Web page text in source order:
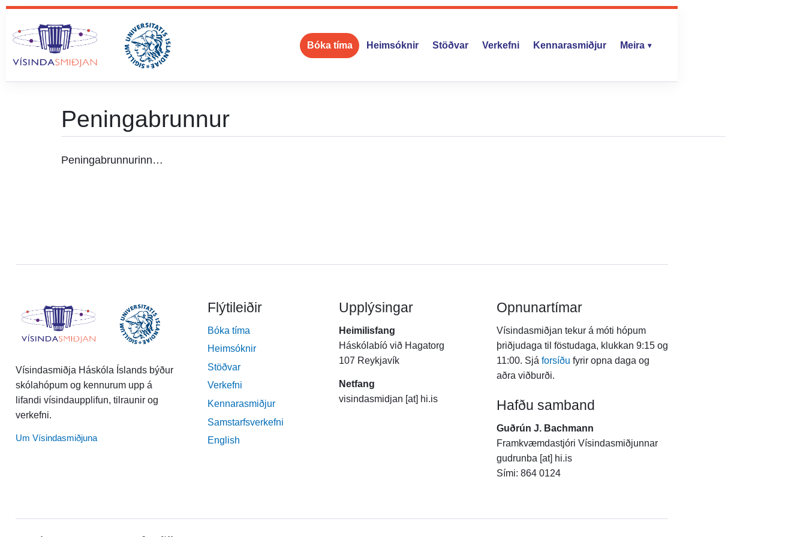
content
Bóka tíma Heimsóknir Stöðvar Verkefni Kennarasmiðjur Meira
Peningabrunnur
Peningabrunnurinn…
Vísindasmiðja Háskóla Íslands býður
skólahópum og kennurum upp á
lifandi vísindaupplifun, tilraunir og
verkefni.
Um Vísindasmiðjuna
Flýtileiðir
Bóka tíma
Heimsóknir
Stöðvar
Verkefni
Kennarasmiðjur
Samstarfsverkefni
English
Upplýsingar
Heimilisfang
Háskólabíó við Hagatorg
107 Reykjavík
Netfang
visindasmidjan [at] hi.is
Opnunartímar
Vísindasmiðjan tekur á móti hópum
þriðjudaga til föstudaga, klukkan 9:15 og
11:00. Sjá forsíðu fyrir opna daga og
aðra viðburði.
Hafðu samband
Guðrún J. Bachmann
Framkvæmdastjóri Vísindasmiðjunnar
gudrunba [at] hi.is
Sími: 864 0124